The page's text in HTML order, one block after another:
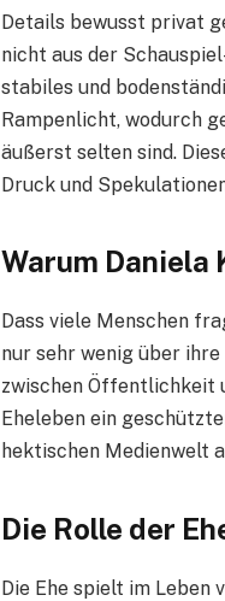
Details bewusst privat
nicht aus der
stabiles und
Rampenlicht, wodurch
äußerst selten sind.
Druck und
Warum
Dass viele Menschen
nur sehr wenig über
zwischen Öffentlichkeit
Eheleben ein
hektischen Medienwelt
Die Rolle der
Die Ehe spielt im Leben